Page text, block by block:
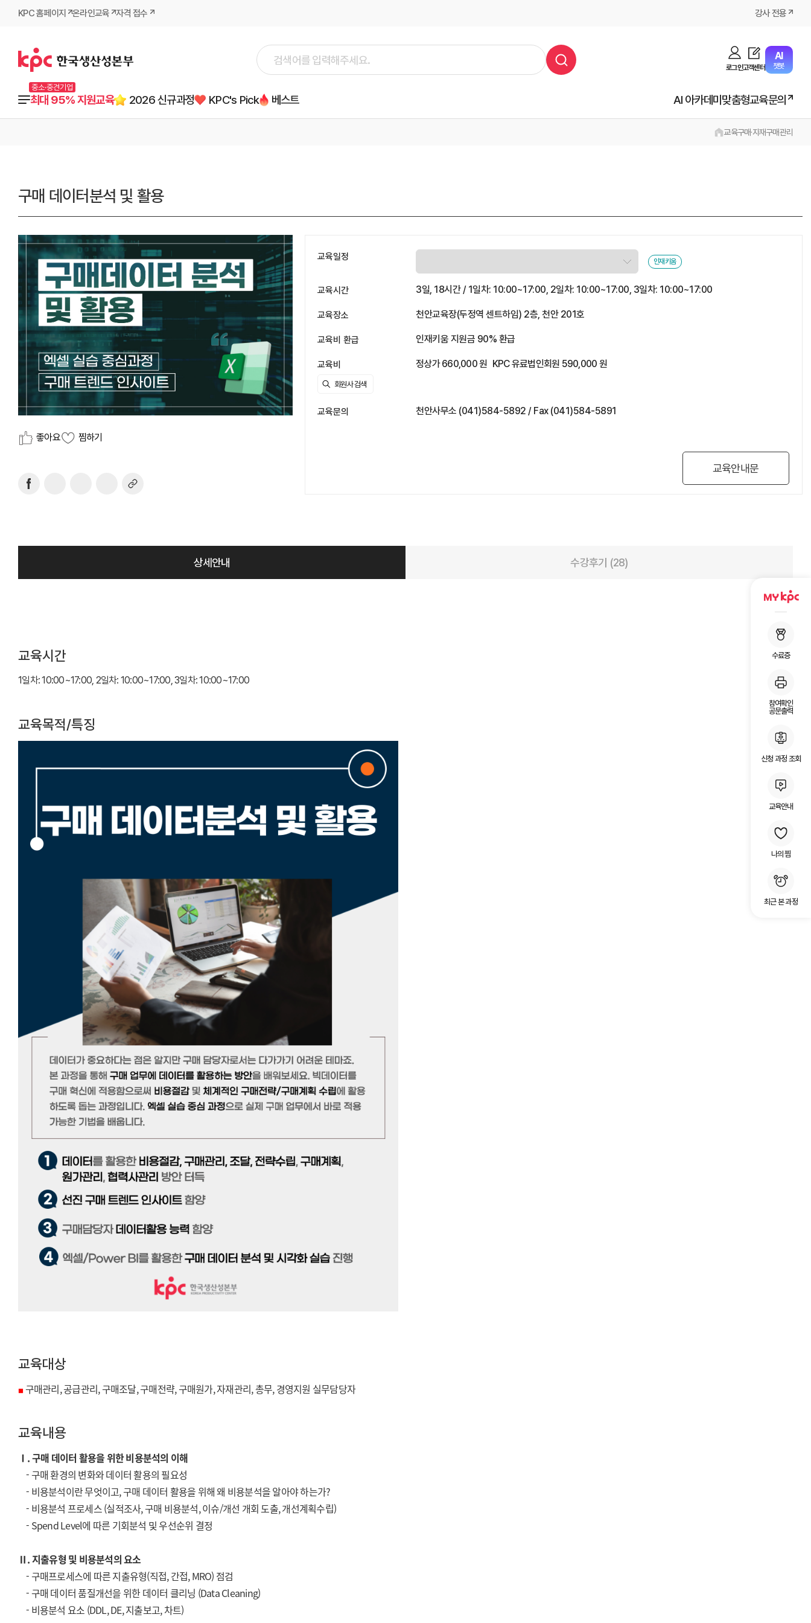
KPC 홈페이지 온라인교육 자격 접수 강사 전용
로그인고객센터
AI
챗봇
중소·중견기업
최대 95% 지원교육 2026 신규과정 KPC's Pick 베스트 AI 아카데미맞춤형교육문의
수료증
참여확인
공문출력
신청 과정 조회
교육안내
나의 찜
최근 본 과정
교육구매·자재구매관리
구매 데이터분석 및 활용
좋아요 찜하기
교육일정 인재키움
교육시간 3일, 18시간 / 1일차: 10:00~17:00, 2일차: 10:00~17:00, 3일차: 10:00~17:00
교육장소 천안교육장(두정역 센트하임) 2층, 천안 201호
교육비 환급 인재키움 지원금 90% 환급
교육비 정상가 660,000 원 KPC 유료법인회원 590,000 원
교육문의 천안사무소 (041)584-5892 / Fax (041)584-5891
교육안내문
상세안내 수강후기 (28)
교육시간
1일차: 10:00~17:00, 2일차: 10:00~17:00, 3일차: 10:00~17:00
교육목적/특징
교육대상
■ 구매관리, 공급관리, 구매조달, 구매전략, 구매원가, 자재관리, 총무, 경영지원 실무담당자
교육내용
Ⅰ. 구매 데이터 활용을 위한 비용분석의 이해
- 구매 환경의 변화와 데이터 활용의 필요성
- 비용분석이란 무엇이고, 구매 데이터 활용을 위해 왜 비용분석을 알아야 하는가?
- 비용분석 프로세스 (실적조사, 구매 비용분석, 이슈/개선 개회 도출, 개선계획수립)
- Spend Level에 따른 기회분석 및 우선순위 결정
Ⅱ. 지출유형 및 비용분석의 요소
- 구매프로세스에 따른 지출유형(직접, 간접, MRO) 점검
- 구매 데이터 품질개선을 위한 데이터 클리닝 (Data Cleaning)
- 비용분석 요소 (DDL, DE, 지출보고, 차트)